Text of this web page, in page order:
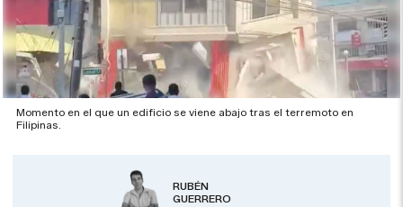
Momento en el que un edificio se viene abajo tras el terremoto en
Filipinas.
RUBÉN
GUERRERO